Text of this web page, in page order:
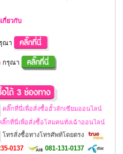
กี่ยวกับ
ณา
กรุณา
คลิ๊กที่นี่เพื่อสั่งซื้อฮั้วลักเซียมออนไลน์
ลิ๊กที่นี่เพื่อสั่งซื้อโสมคนทั่งเฉ้าออนไลน์
โทรสั่งซื้อทางโทรศัพท์โดยตรง
0137
081-131-0137